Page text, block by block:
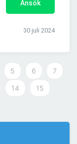
Ansök
30 juli 2024
5 6 7
14 15